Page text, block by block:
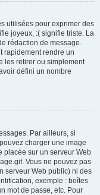
utilisées pour exprimer des
joyeux, :( signifie triste. La
rédaction de message.
rapidement rendre un
les retirer ou simplement
défini un nombre
Par ailleurs, si
charger une image
placée sur un serveur Web
Vous ne pouvez pas
serveur Web public) ni des
exemple : boîtes
mot de passe, etc. Pour